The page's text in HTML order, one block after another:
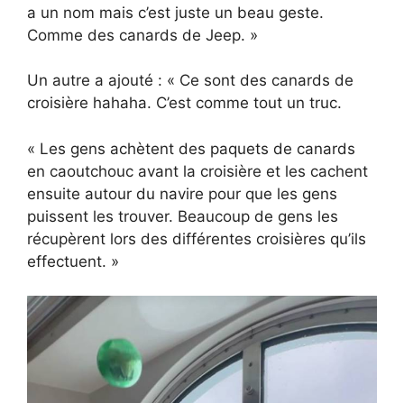
a un nom mais c’est juste un beau geste.
Comme des canards de Jeep. »
Un autre a ajouté : « Ce sont des canards de
croisière hahaha. C’est comme tout un truc.
« Les gens achètent des paquets de canards
en caoutchouc avant la croisière et les cachent
ensuite autour du navire pour que les gens
puissent les trouver. Beaucoup de gens les
récupèrent lors des différentes croisières qu’ils
effectuent. »